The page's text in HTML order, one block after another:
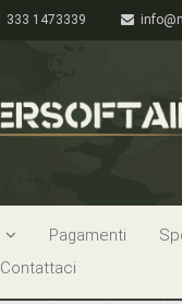
333 1473339
Pagamenti
Contattaci